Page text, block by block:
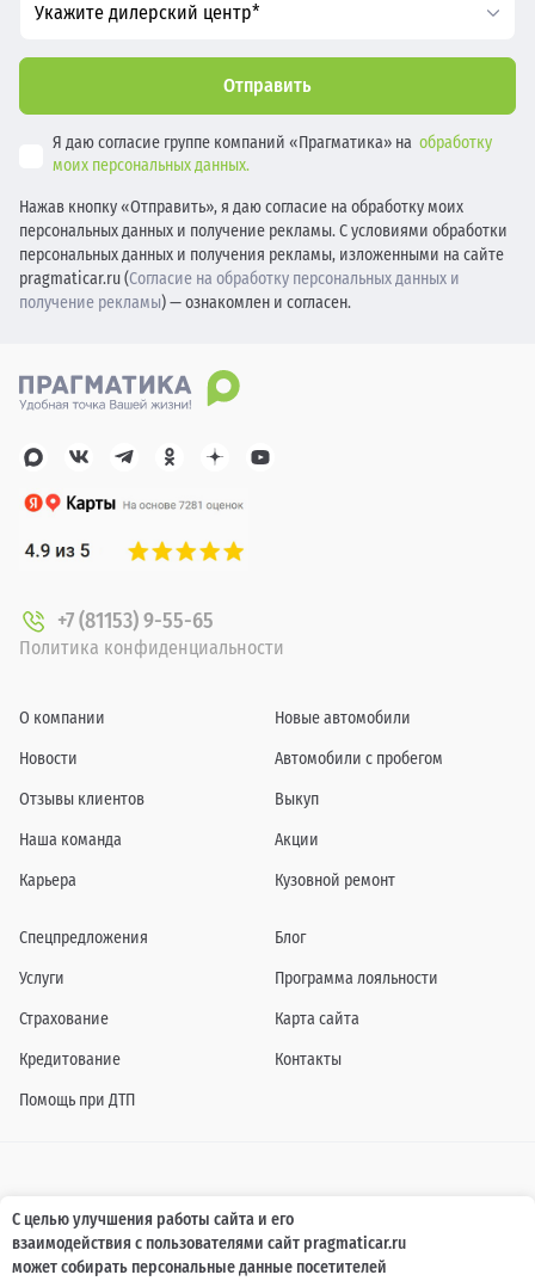
Укажите дилерский центр*
Отправить
Я даю согласие группе компаний «Прагматика» на обработку
моих персональных данных.
Нажав кнопку «Отправить», я даю согласие на обработку моих
персональных данных и получение рекламы. С условиями обработки
персональных данных и получения рекламы, изложенными на сайте
pragmaticar.ru (Согласие на обработку персональных данных и
получение рекламы) — ознакомлен и согласен.
+7 (81153) 9-55-65
Политика конфиденциальности
О компании
Новости
Отзывы клиентов
Наша команда
Карьера
Новые автомобили
Автомобили с пробегом
Выкуп
Акции
Кузовной ремонт
Спецпредложения
Услуги
Страхование
Кредитование
Помощь при ДТП
Блог
Программа лояльности
Карта сайта
Контакты
Информация о технических характеристиках, составе комплектаций, цветовой
гамме и стоимости автомобилей, а также действующих акциях, сроках и условиях
их проведения, указанных на сайте www.pragmaticar.ru, носит информационный
характер и ни при каких условиях не является публичной офертой,
С целью улучшения работы сайта и его
взаимодействия с пользователями сайт pragmaticar.ru
может собирать персональные данные посетителей